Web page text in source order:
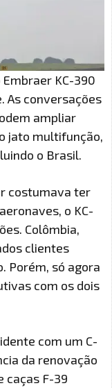
KC-390
As conversações
ampliar
jato multifunção,
o Brasil.
costumava ter
o KC-
Colômbia,
clientes
Porém, só agora
com os dois
com um C-
da renovação
caças F-39